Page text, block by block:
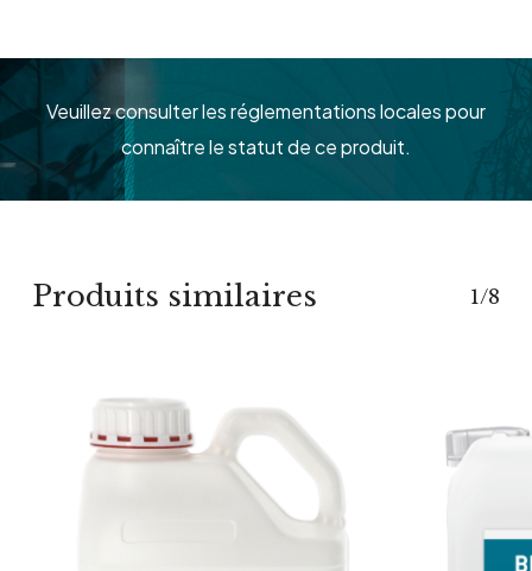
Veuillez consulter les réglementations locales pour
connaître le statut de ce produit.
Produits similaires 1/8